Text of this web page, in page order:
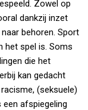
Zowel op
dankzij inzet
behoren. Sport
het spel is. Soms
die het
kan gedacht
(seksuele)
een afspiegeling